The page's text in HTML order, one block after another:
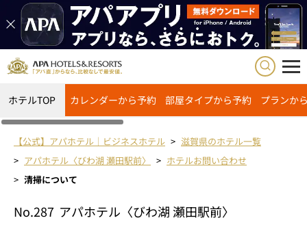
ホテルTOP カレンダーから予約 部屋タイプから予約 プランか
【公式】アパホテル｜ビジネスホテル
滋賀県のホテル一覧
アパホテル〈びわ湖 瀬田駅前〉
ホテルお問い合わせ
清掃について
No.287 アパホテル〈びわ湖 瀬田駅前〉